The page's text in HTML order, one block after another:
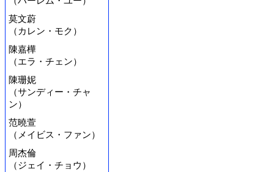
莫文蔚
（カレン・モク）
陳嘉樺
（エラ・チェン）
陳珊妮
（サンディー・チャ
ン）
范曉萱
（メイビス・ファン）
周杰倫
（ジェイ・チョウ）